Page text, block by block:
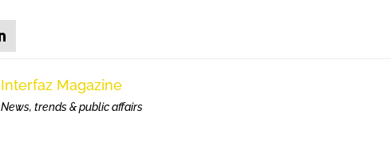
Interfaz Magazine
News, trends & public affairs